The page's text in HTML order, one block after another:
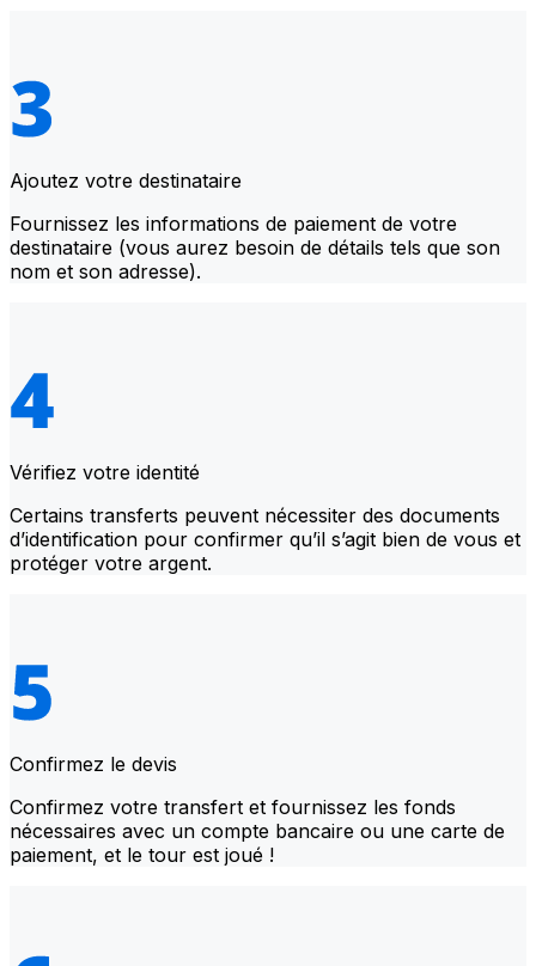
Ajoutez votre destinataire
Fournissez les informations de paiement de votre
destinataire (vous aurez besoin de détails tels que son
nom et son adresse).
Vérifiez votre identité
Certains transferts peuvent nécessiter des documents
d’identification pour confirmer qu’il s’agit bien de vous et
protéger votre argent.
Confirmez le devis
Confirmez votre transfert et fournissez les fonds
nécessaires avec un compte bancaire ou une carte de
paiement, et le tour est joué !